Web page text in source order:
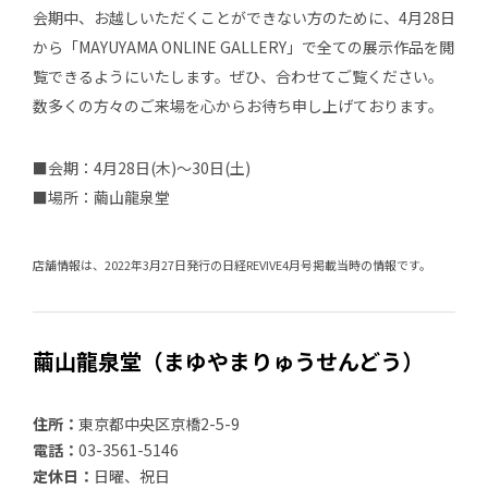
会期中、お越しいただくことができない方のために、4月28日
から「MAYUYAMA ONLINE GALLERY」で全ての展示作品を閲
覧できるようにいたします。ぜひ、合わせてご覧ください。
数多くの方々のご来場を心からお待ち申し上げております。
■会期：4月28日(木)〜30日(土)
■場所：繭山龍泉堂
店舗情報は、2022年3月27日発行の日経REVIVE4月号掲載当時の情報です。
繭山龍泉堂（まゆやまりゅうせんどう）
住所： 東京都中央区京橋2-5-9
電話： 03-3561-5146
定休日： 日曜、祝日